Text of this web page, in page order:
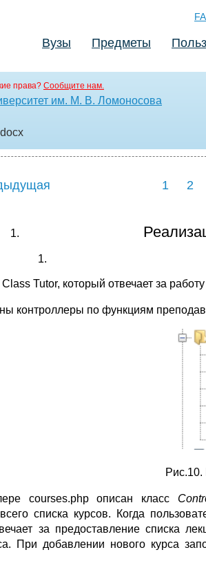
Вузы Предметы
права? Сообщите нам.
им. М. В. Ломоносова
1 2
Tutor, который отвечает за
контроллеры по функциям
Рис.10.
courses.php описан класс
списка курсов. Когда
за предоставление списка
При добавлении нового курса